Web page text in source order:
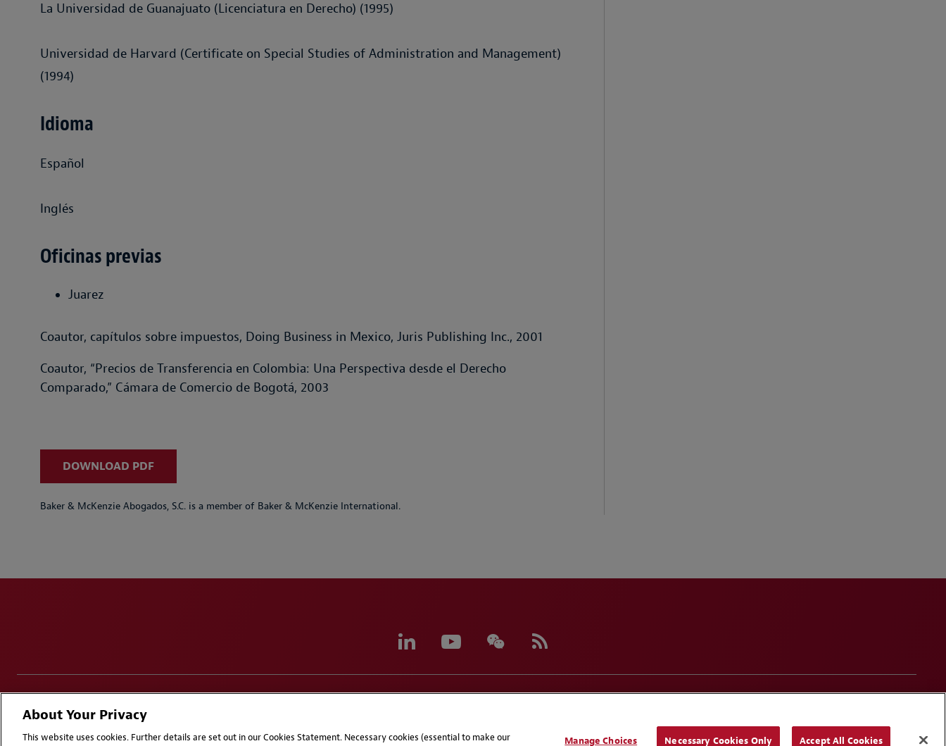
La Universidad de Guanajuato (Licenciatura en Derecho) (1995)
Universidad de Harvard (Certificate on Special Studies of Administration and Management)
(1994)
Idioma
Español
Inglés
Oficinas previas
Juarez
Coautor, capítulos sobre impuestos, Doing Business in Mexico, Juris Publishing Inc., 2001
Coautor, “Precios de Transferencia en Colombia: Una Perspectiva desde el Derecho
Comparado,” Cámara de Comercio de Bogotá, 2003
DOWNLOAD PDF
Baker & McKenzie Abogados, S.C. is a member of Baker & McKenzie International.
Attorney Advertising | © 2026 Baker McKenzie
About Your Privacy
This website uses cookies. Further details are set out in our Cookies Statement. Necessary cookies (essential to make our
Manage Choices Necessary Cookies Only Accept All Cookies